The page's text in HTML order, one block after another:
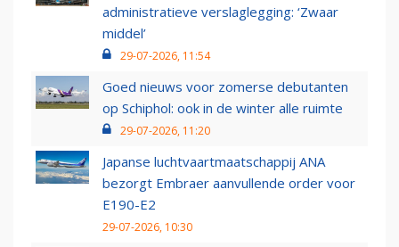
administratieve verslaglegging: ‘Zwaar
middel’
29-07-2026, 11:54
Goed nieuws voor zomerse debutanten
op Schiphol: ook in de winter alle ruimte
29-07-2026, 11:20
Japanse luchtvaartmaatschappij ANA
bezorgt Embraer aanvullende order voor
E190-E2
29-07-2026, 10:30